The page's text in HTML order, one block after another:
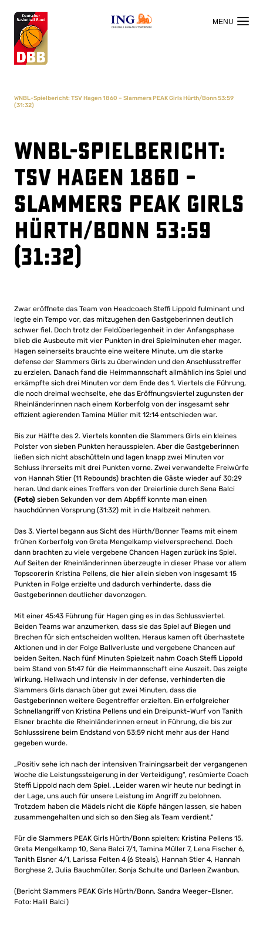
OFFIZIELLER HAUPTSPONSOR
WNBL-Spielbericht: TSV Hagen 1860 – Slammers PEAK Girls Hürth/Bonn 53:59
(31:32)
WNBL-Spielbericht:
TSV Hagen 1860 –
Slammers PEAK Girls
Hürth/Bonn 53:59
(31:32)
Zwar eröffnete das Team von Headcoach Steffi Lippold fulminant und
legte ein Tempo vor, das mitzugehen den Gastgeberinnen deutlich
schwer fiel. Doch trotz der Feldüberlegenheit in der Anfangsphase
blieb die Ausbeute mit vier Punkten in drei Spielminuten eher mager.
Hagen seinerseits brauchte eine weitere Minute, um die starke
defense der Slammers Girls zu überwinden und den Anschlusstreffer
zu erzielen. Danach fand die Heimmannschaft allmählich ins Spiel und
erkämpfte sich drei Minuten vor dem Ende des 1. Viertels die Führung,
die noch dreimal wechselte, ehe das Eröffnungsviertel zugunsten der
Rheinländerinnen nach einem Korberfolg von der insgesamt sehr
effizient agierenden Tamina Müller mit 12:14 entschieden war.
Bis zur Hälfte des 2. Viertels konnten die Slammers Girls ein kleines
Polster von sieben Punkten herausspielen. Aber die Gastgeberinnen
ließen sich nicht abschütteln und lagen knapp zwei Minuten vor
Schluss ihrerseits mit drei Punkten vorne. Zwei verwandelte Freiwürfe
von Hannah Stier (11 Rebounds) brachten die Gäste wieder auf 30:29
heran. Und dank eines Treffers von der Dreierlinie durch Sena Balci
(Foto) sieben Sekunden vor dem Abpfiff konnte man einen
hauchdünnen Vorsprung (31:32) mit in die Halbzeit nehmen.
Das 3. Viertel begann aus Sicht des Hürth/Bonner Teams mit einem
frühen Korberfolg von Greta Mengelkamp vielversprechend. Doch
dann brachten zu viele vergebene Chancen Hagen zurück ins Spiel.
Auf Seiten der Rheinländerinnen überzeugte in dieser Phase vor allem
Topscorerin Kristina Pellens, die hier allein sieben von insgesamt 15
Punkten in Folge erzielte und dadurch verhinderte, dass die
Gastgeberinnen deutlicher davonzogen.
Mit einer 45:43 Führung für Hagen ging es in das Schlussviertel.
Beiden Teams war anzumerken, dass sie das Spiel auf Biegen und
Brechen für sich entscheiden wollten. Heraus kamen oft überhastete
Aktionen und in der Folge Ballverluste und vergebene Chancen auf
beiden Seiten. Nach fünf Minuten Spielzeit nahm Coach Steffi Lippold
beim Stand von 51:47 für die Heimmannschaft eine Auszeit. Das zeigte
Wirkung. Hellwach und intensiv in der defense, verhinderten die
Slammers Girls danach über gut zwei Minuten, dass die
Gastgeberinnen weitere Gegentreffer erzielten. Ein erfolgreicher
Schnellangriff von Kristina Pellens und ein Dreipunkt-Wurf von Tanith
Elsner brachte die Rheinländerinnen erneut in Führung, die bis zur
Schlusssirene beim Endstand von 53:59 nicht mehr aus der Hand
gegeben wurde.
„Positiv sehe ich nach der intensiven Trainingsarbeit der vergangenen
Woche die Leistungssteigerung in der Verteidigung“, resümierte Coach
Steffi Lippold nach dem Spiel. „Leider waren wir heute nur bedingt in
der Lage, uns auch für unsere Leistung im Angriff zu belohnen.
Trotzdem haben die Mädels nicht die Köpfe hängen lassen, sie haben
zusammengehalten und sich so den Sieg als Team verdient.“
Für die Slammers PEAK Girls Hürth/Bonn spielten: Kristina Pellens 15,
Greta Mengelkamp 10, Sena Balci 7/1, Tamina Müller 7, Lena Fischer 6,
Tanith Elsner 4/1, Larissa Felten 4 (6 Steals), Hannah Stier 4, Hannah
Borghese 2, Julia Bauchmüller, Sonja Schulte und Darleen Zwanbun.
(Bericht Slammers PEAK Girls Hürth/Bonn, Sandra Weeger-Elsner,
Foto: Halil Balci)